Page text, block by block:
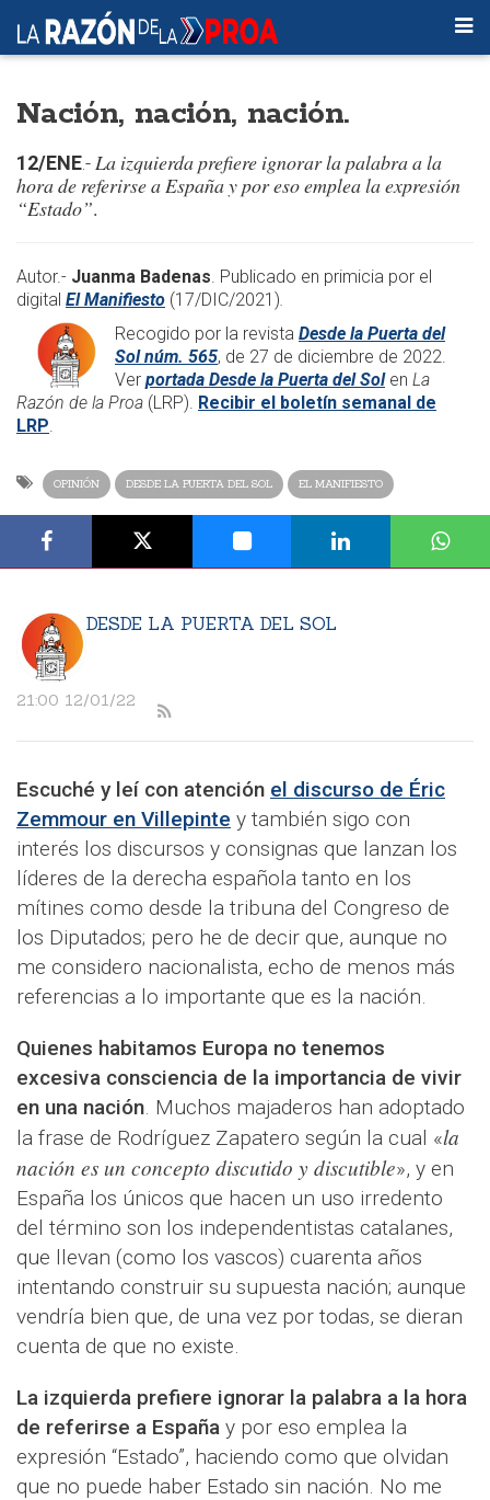
Nación, nación, nación.
12/ENE.-La izquierda prefiere ignorar la palabra a la
hora de referirse a España y por eso emplea la expresión
“Estado”.
Autor.- Juanma Badenas. Publicado en primicia por el
digital El Manifiesto (17/DIC/2021).
Recogido por la revista Desde la Puerta del
Sol núm. 565, de 27 de diciembre de 2022.
Ver portada Desde la Puerta del Solen La
Razón de la Proa (LRP). Recibir el boletín semanal de
LRP.
OPINIÓN DESDE LA PUERTA DEL SOL EL MANIFIESTO
DESDE LA PUERTA DEL SOL
21:00 12/01/22
Escuché y leí con atención el discurso de Éric
Zemmour en Villepinte y también sigo con
interés los discursos y consignas que lanzan los
líderes de la derecha española tanto en los
mítines como desde la tribuna del Congreso de
los Diputados; pero he de decir que, aunque no
me considero nacionalista, echo de menos más
referencias a lo importante que es la nación.
Quienes habitamos Europa no tenemos
excesiva consciencia de la importancia de vivir
en una nación. Muchos majaderos han adoptado
la frase de Rodríguez Zapatero según la cual «la
nación es un concepto discutido y discutible», y en
España los únicos que hacen un uso irredento
del término son los independentistas catalanes,
que llevan (como los vascos) cuarenta años
intentando construir su supuesta nación; aunque
vendría bien que, de una vez por todas, se dieran
cuenta de que no existe.
La izquierda prefiere ignorar la palabra a la hora
de referirse a España y por eso emplea la
expresión “Estado”, haciendo como que olvidan
que no puede haber Estado sin nación. No me